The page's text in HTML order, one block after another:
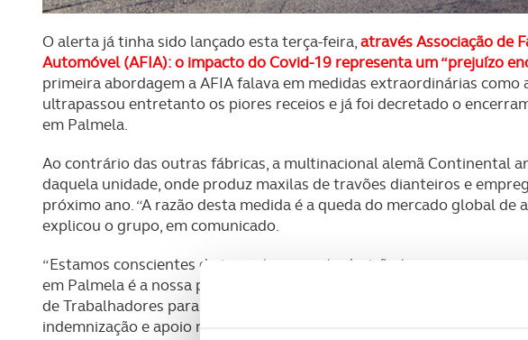
O alerta já tinha sido lançado esta terça-feira,através Associação de
Automóvel (AFIA): o impacto do Covid-19 representa um “prejuízo
primeira abordagem a AFIA falava em medidas extraordinárias como
ultrapassou entretanto os piores receios e já foi decretado o
em Palmela.
Ao contrário das outras fábricas, a multinacional alemã Continental
daquela unidade, onde produz maxilas de travões dianteiros e
próximo ano. “A razão desta medida é a queda do mercado global de
explicou o grupo, em comunicado.
“Estamos conscientes do impacto que esta decisão tem nos nossos
em Palmela é a nossa principal prioridade”. E afirmou: “Vamos
de Trabalhadores para desenvolver um pacote abrangente de
indemnização e apoio na procura de um novo emprego dentro ou fora